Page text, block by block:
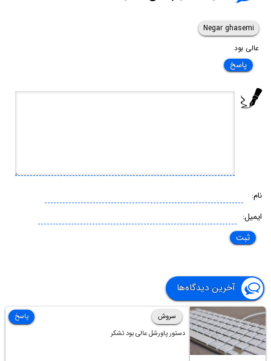
Negar ghasemi
عالی بود
پاسخ
نام:
ایمیل:
آخرین دیدگاه‌ها
سروش
دستور پاورشل عالی بود تشکر
پاسخ